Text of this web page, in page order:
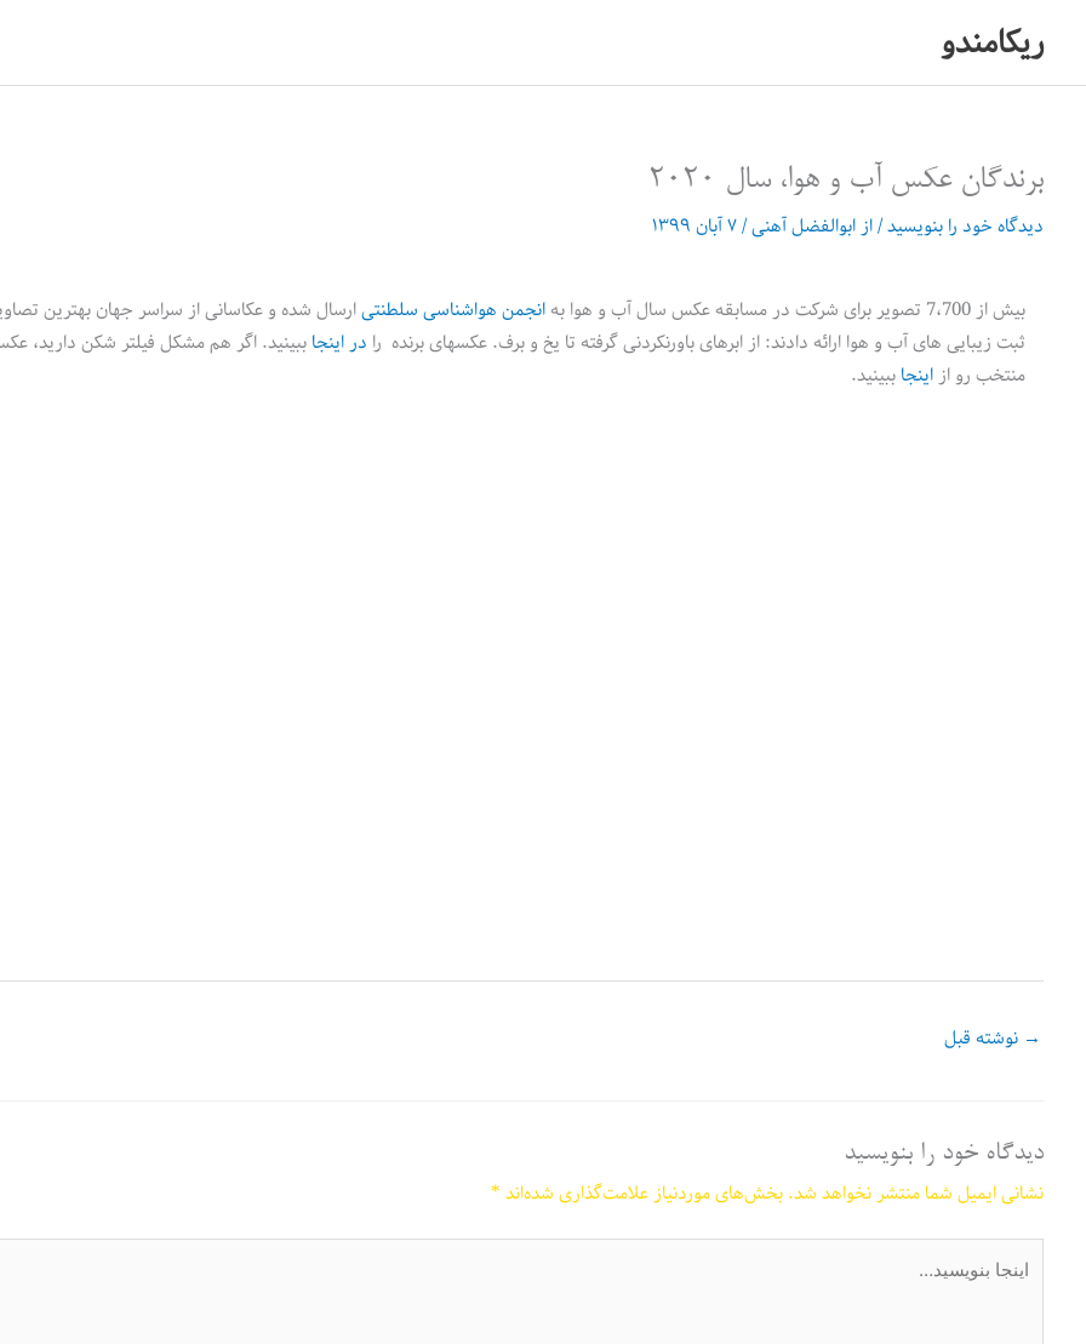
محتوا
ریکامندو
برندگان عکس آب و هوا، سال 2020
دیدگاه‌ خود را بنویسید/ ازابوالفضل آهنی/۷ آبان ۱۳۹۹
بیش از 7،700 تصویر برای شرکت در مسابقه عکس سال آب و هوا به انجمن هواشناسی سلطنتیارسال شده و عکاسانی از سراسر جهان بهترین
ثبت زیبایی های آب و هوا ارائه دادند: از ابرهای باورنکردنی گرفته تا یخ و برف. عکسهای برنده را در اینجاببینید. اگر هم مشکل فیلتر شکن دارید،
منتخب رو ازاینجاببینید.
→ نوشته قبل
دیدگاه‌ خود را بنویسید
نشانی ایمیل شما منتشر نخواهد شد.بخش‌های موردنیاز علامت‌گذاری شده‌اند*
بنویسید…